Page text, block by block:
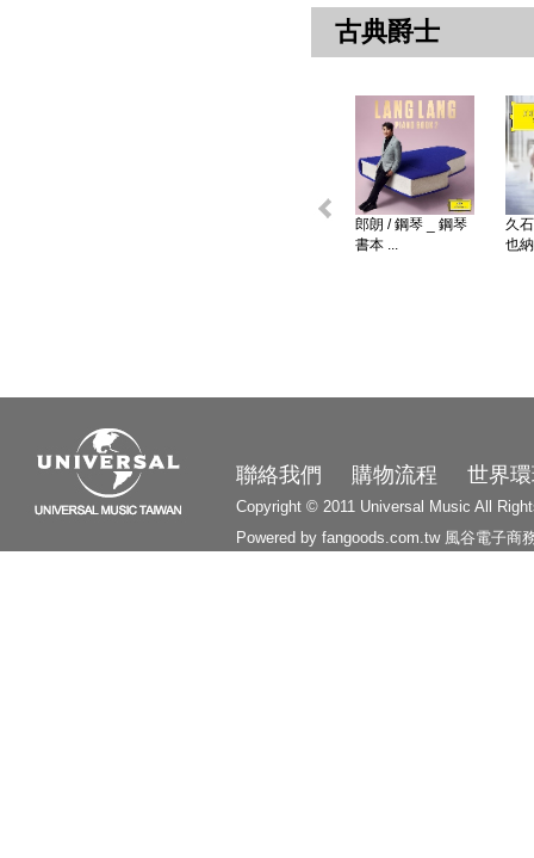
古典爵士
郎朗 / 鋼琴 _ 鋼琴
書本 ...
久
也
聯絡我們 購物流程 世界
Copyright © 2011 Universal Music All
Powered by fangoods.com.tw 風谷電子商